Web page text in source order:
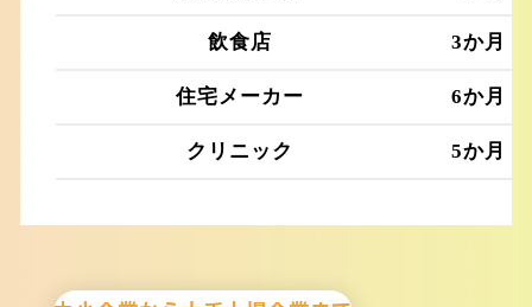
飲食店 3か月
住宅メーカー 6か月
クリニック 5か月